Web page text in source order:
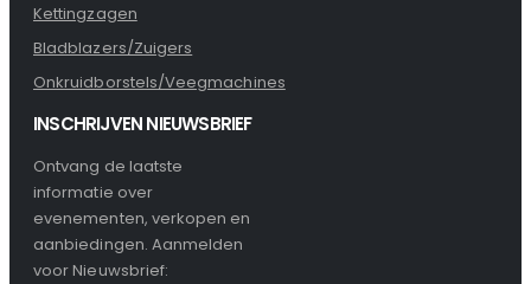
Kettingzagen
Bladblazers/Zuigers
Onkruidborstels/Veegmachines
INSCHRIJVEN NIEUWSBRIEF
Ontvang de laatste
informatie over
evenementen, verkopen en
aanbiedingen. Aanmelden
voor Nieuwsbrief: